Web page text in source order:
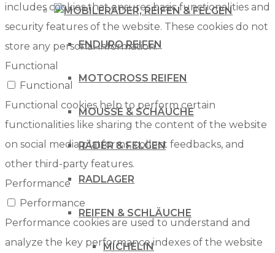
RÄDER, REIFEN & FELGEN
ENDURO REIFEN
MOTOCROSS REIFEN
MOUSSE & SCHÄUCHE
RÄDER & FELGEN
RADLAGER
REIFEN & SCHLÄUCHE
MICHELIN
includes cookies that ensures basic functionalities and
security features of the website. These cookies do not
store any personal information.
Functional
Functional
Functional cookies help to perform certain
functionalities like sharing the content of the website
on social media platforms, collect feedbacks, and
other third-party features.
Performance
Performance
Performance cookies are used to understand and
analyze the key performance indexes of the website